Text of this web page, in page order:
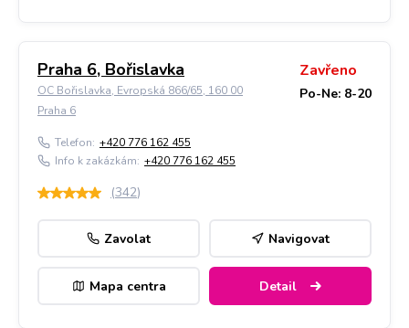
Praha 6, Bořislavka
OC Bořislavka, Evropská 866/65, 160 00
Praha 6
Zavřeno
Po-Ne: 8-20
Telefon: +420 776 162 455
Info k zakázkám: +420 776 162 455
(342)
Zavolat Navigovat
Mapa centra Detail